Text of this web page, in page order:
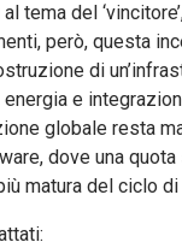
tema del
però, questa
di
e
globale resta
dove una
matura del ciclo